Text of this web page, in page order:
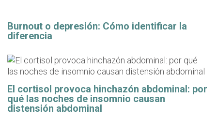
Burnout o depresión: Cómo identificar la
diferencia
El cortisol provoca hinchazón abdominal: por
qué las noches de insomnio causan
distensión abdominal